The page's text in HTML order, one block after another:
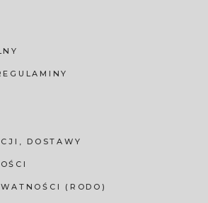
DOSTAWY
(RODO)